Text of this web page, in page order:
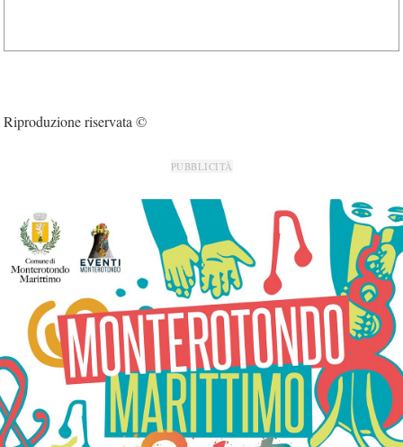
Riproduzione riservata ©
PUBBLICITÀ